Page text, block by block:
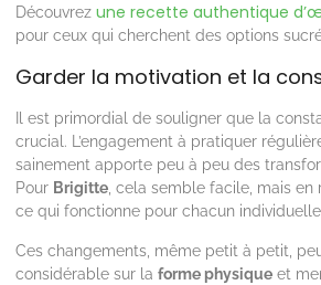
Découvrez une recette authentique
pour ceux qui cherchent des options
Garder la motivation et la
Il est primordial de souligner que la
crucial. L’engagement à pratiquer
sainement apporte peu à peu des
Pour Brigitte , cela semble facile, mais
ce qui fonctionne pour chacun
Ces changements, même petit à petit,
considérable sur la forme physique et